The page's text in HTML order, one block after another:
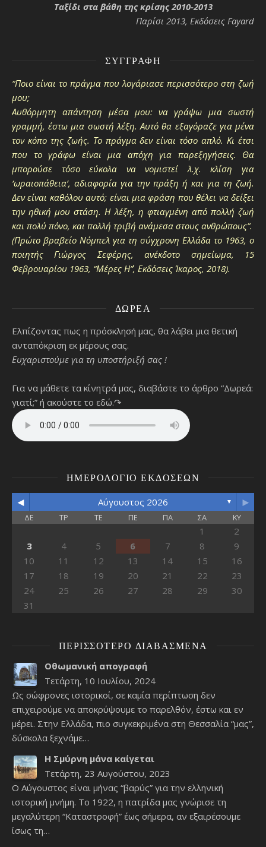
Ταξίδι στα βάθη της κρίσης 2010-2013
Παρίσι 2013, Εκδόσεις Fayard
ΣΥΓΓΡΑΦΉ
“Ποιο είναι το πράγμα που λογάριασε περισσότερο στη ζωή
μου;
Αυθόρμητη απάντηση μέσα μου: να γράψω μια σωστή
γραμμή, έστω μια σωστή λέξη. Αυτό θα εξαγόραζε για μένα
τον κόπο της ζωής. Το πράγμα δεν είναι τόσο απλό. Κι έτσι
που το γράφω είναι μια απόχη για παρεξηγήσεις. Θα
μπορούσε τόσο εύκολα να νομιστεί λ.χ. κλίση για
‘ωραιοπάθεια’, αδιαφορία για την πράξη ή και για τη ζωή.
Δεν είναι καθόλου αυτό; είναι μια φράση που θέλει να δείξει
την ηθική μου στάση. Η λέξη, η φτιαγμένη από πολλή ζωή
και πολύ πόνο, και πολλή τριβή ανάμεσα στους ανθρώπους”.
(Πρώτο βραβείο Νόμπελ για τη σύγχρονη Ελλάδα το 1963, ο
ποιητής Γιώργος Σεφέρης, ανέκδοτο σημείωμα, 15
Φεβρουαρίου 1963, “Μέρες Η΄”, Εκδόσεις Ίκαρος, 2018).
ΔΩΡΕΆ
Ελπίζοντας πως η πρόσκλησή μας, θα λάβει μια θετική
ανταπόκριση εκ μέρους σας.
Ευχαριστούμε για τη υποστήριξή σας !
Για να μάθετε τα κίνητρά μας, διαβάστε το άρθρο “Δωρεά:
γιατί;” ή ακούστε το εδώ.↷
ΗΜΕΡΟΛΌΓΙΟ ΕΚΔΌΣΕΩΝ
◄ Αύγουστος 2026 ▼ ►
ΔΕ ΤΡ ΤΕ ΠΕ ΠΑ ΣΑ ΚΥ
1
2
3
4 5 6 7 8
9
10
11 12 13 14 15
16
17
18 19 20 21 22
23
24
25 26 27 28 29
30
31
ΠΕΡΙΣΣΌΤΕΡΟ ΔΙΑΒΑΣΜΈΝΑ
Οθωμανική απογραφή
Τετάρτη, 10 Ιουλίου, 2024
Ως σώφρονες ιστορικοί, σε καμία περίπτωση δεν
επιχειρούμε να αποκρύψουμε το παρελθόν, έστω και εν
μέρει. Στην Ελλάδα, πιο συγκεκριμένα στη Θεσσαλία “μας”,
δύσκολα ξεχνάμε…
Η Σμύρνη μάνα καίγεται
Τετάρτη, 23 Αυγούστου, 2023
Ο Αύγουστος είναι μήνας “βαρύς” για την ελληνική
ιστορική μνήμη. Το 1922, η πατρίδα μας γνώρισε τη
μεγαλύτερη “Καταστροφή” έως σήμερα, αν εξαιρέσουμε
ίσως τη…